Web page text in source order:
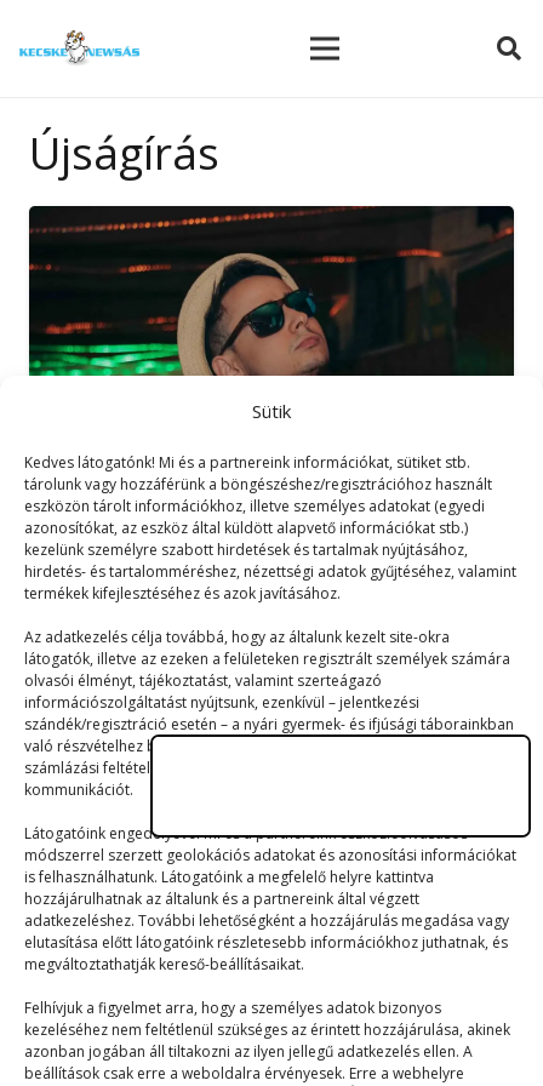
Sütik
Kedves látogatónk! Mi és a partnereink információkat, sütiket stb.
tárolunk vagy hozzáférünk a böngészéshez/regisztrációhoz használt
eszközön tárolt információkhoz, illetve személyes adatokat (egyedi
azonosítókat, az eszköz által küldött alapvető információkat stb.)
kezelünk személyre szabott hirdetések és tartalmak nyújtásához,
hirdetés- és tartalomméréshez, nézettségi adatok gyűjtéséhez, valamint
termékek kifejlesztéséhez és azok javításához.
Az adatkezelés célja továbbá, hogy az általunk kezelt site-okra
látogatók, illetve az ezeken a felületeken regisztrált személyek számára
olvasói élményt, tájékoztatást, valamint szerteágazó
információszolgáltatást nyújtsunk, ezenkívül – jelentkezési
szándék/regisztráció esetén – a nyári gyermek- és ifjúsági táborainkban
való részvételhez biztosítsuk a támogatói és a jelentkezési, valamint a
számlázási feltételeket és a táborszervezéssel kapcsolatos
kommunikációt.
Látogatóink engedélyével mi és a partnereink eszközleolvasásos
módszerrel szerzett geolokációs adatokat és azonosítási információkat
is felhasználhatunk. Látogatóink a megfelelő helyre kattintva
hozzájárulhatnak az általunk és a partnereink által végzett
adatkezeléshez. További lehetőségként a hozzájárulás megadása vagy
elutasítása előtt látogatóink részletesebb információkhoz juthatnak, és
megváltoztathatják kereső-beállításaikat.
Felhívjuk a figyelmet arra, hogy a személyes adatok bizonyos
kezeléséhez nem feltétlenül szükséges az érintett hozzájárulása, akinek
azonban jogában áll tiltakozni az ilyen jellegű adatkezelés ellen. A
beállítások csak erre a weboldalra érvényesek. Erre a webhelyre
Újságírás
MIX
2023. 03. 07.
Leszögezem, hogy nem az én ötletem volt ez
a cikk. Csak tisztázni…
© 2023–2026
Navigáció